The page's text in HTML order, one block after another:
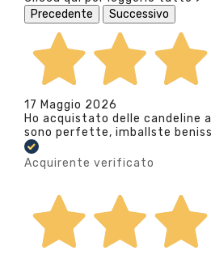
Precedente
Successivo
17 Maggio 2026
Ho acquistato delle candeline
sono perfette, imballste
Acquirente verificato